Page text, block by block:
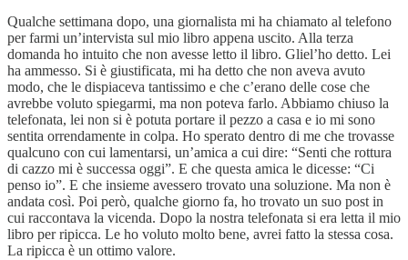
Qualche settimana dopo, una giornalista mi ha chiamato al telefono
per farmi un’intervista sul mio libro appena uscito. Alla terza
domanda ho intuito che non avesse letto il libro. Gliel’ho detto. Lei
ha ammesso. Si è giustificata, mi ha detto che non aveva avuto
modo, che le dispiaceva tantissimo e che c’erano delle cose che
avrebbe voluto spiegarmi, ma non poteva farlo. Abbiamo chiuso la
telefonata, lei non si è potuta portare il pezzo a casa e io mi sono
sentita orrendamente in colpa. Ho sperato dentro di me che trovasse
qualcuno con cui lamentarsi, un’amica a cui dire: “Senti che rottura
di cazzo mi è successa oggi”. E che questa amica le dicesse: “Ci
penso io”. E che insieme avessero trovato una soluzione. Ma non è
andata così. Poi però, qualche giorno fa, ho trovato un suo post in
cui raccontava la vicenda. Dopo la nostra telefonata si era letta il mio
libro per ripicca. Le ho voluto molto bene, avrei fatto la stessa cosa.
La ripicca è un ottimo valore.